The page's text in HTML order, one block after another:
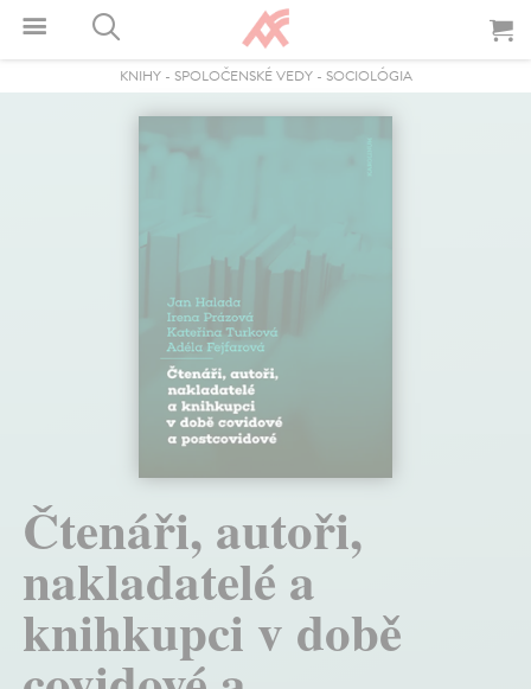
KNIHY- SPOLOČENSKÉ VEDY- SOCIOLÓGIA
Čtenáři, autoři,
nakladatelé a
knihkupci v době